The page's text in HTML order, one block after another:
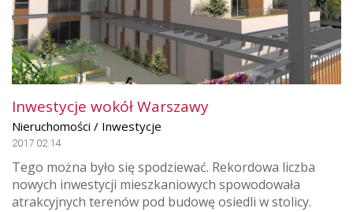
Inwestycje wokół Warszawy
Nieruchomości / Inwestycje
2017.02.14
Tego można było się spodziewać. Rekordowa liczba
nowych inwestycji mieszkaniowych spowodowała
atrakcyjnych terenów pod budowę osiedli w stolicy.